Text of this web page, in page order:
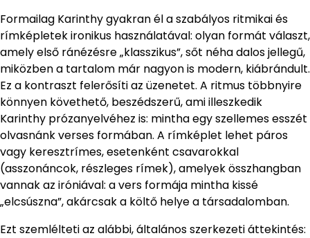
Formailag Karinthy gyakran él a szabályos ritmikai és
rímképletek ironikus használatával: olyan formát választ,
amely első ránézésre „klasszikus”, sőt néha dalos jellegű,
miközben a tartalom már nagyon is modern, kiábrándult.
Ez a kontraszt felerősíti az üzenetet. A ritmus többnyire
könnyen követhető, beszédszerű, ami illeszkedik
Karinthy prózanyelvéhez is: mintha egy szellemes esszét
olvasnánk verses formában. A rímképlet lehet páros
vagy keresztrímes, esetenként csavarokkal
(asszonáncok, részleges rímek), amelyek összhangban
vannak az iróniával: a vers formája mintha kissé
„elcsúszna”, akárcsak a költő helye a társadalomban.
Ezt szemlélteti az alábbi, általános szerkezeti áttekintés: